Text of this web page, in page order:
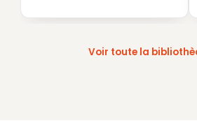
Voir toute la